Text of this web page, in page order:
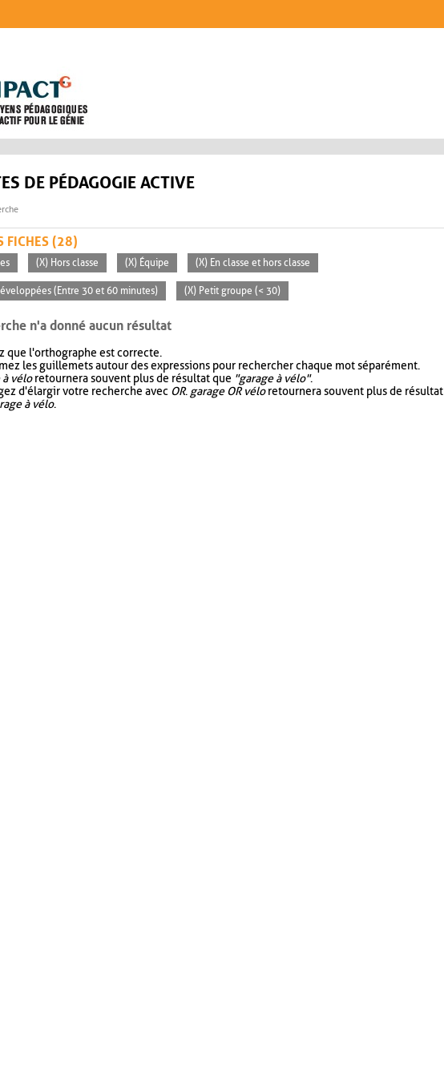
DE PÉDAGOGIE ACTIVE
FICHES (28)
(X) Hors classe (X) Équipe (X) En classe et hors classe
(Entre 30 et 60 minutes) (X) Petit groupe (< 30)
n'a donné aucun résultat
que l'orthographe est correcte.
les guillemets autour des expressions pour rechercher chaque mot séparément.
à véloretournera souvent plus de résultat que "garage à vélo".
d'élargir votre recherche avec OR. garage OR véloretournera souvent plus de résultat
à vélo.